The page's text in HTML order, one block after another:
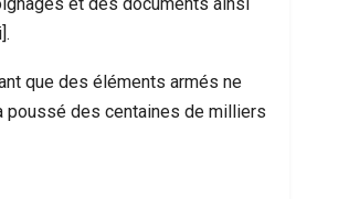
que des éléments armés ne
poussé des centaines de milliers